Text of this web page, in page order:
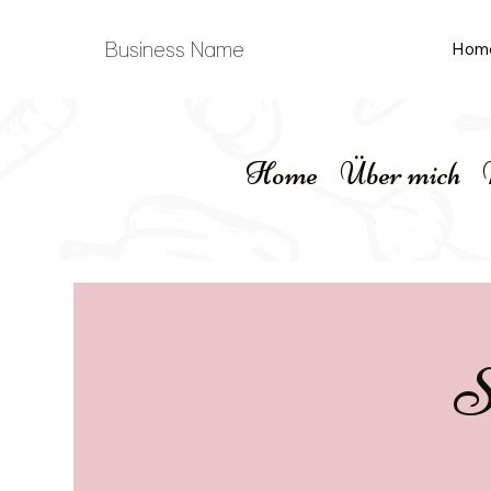
Business Name
Home Über mich